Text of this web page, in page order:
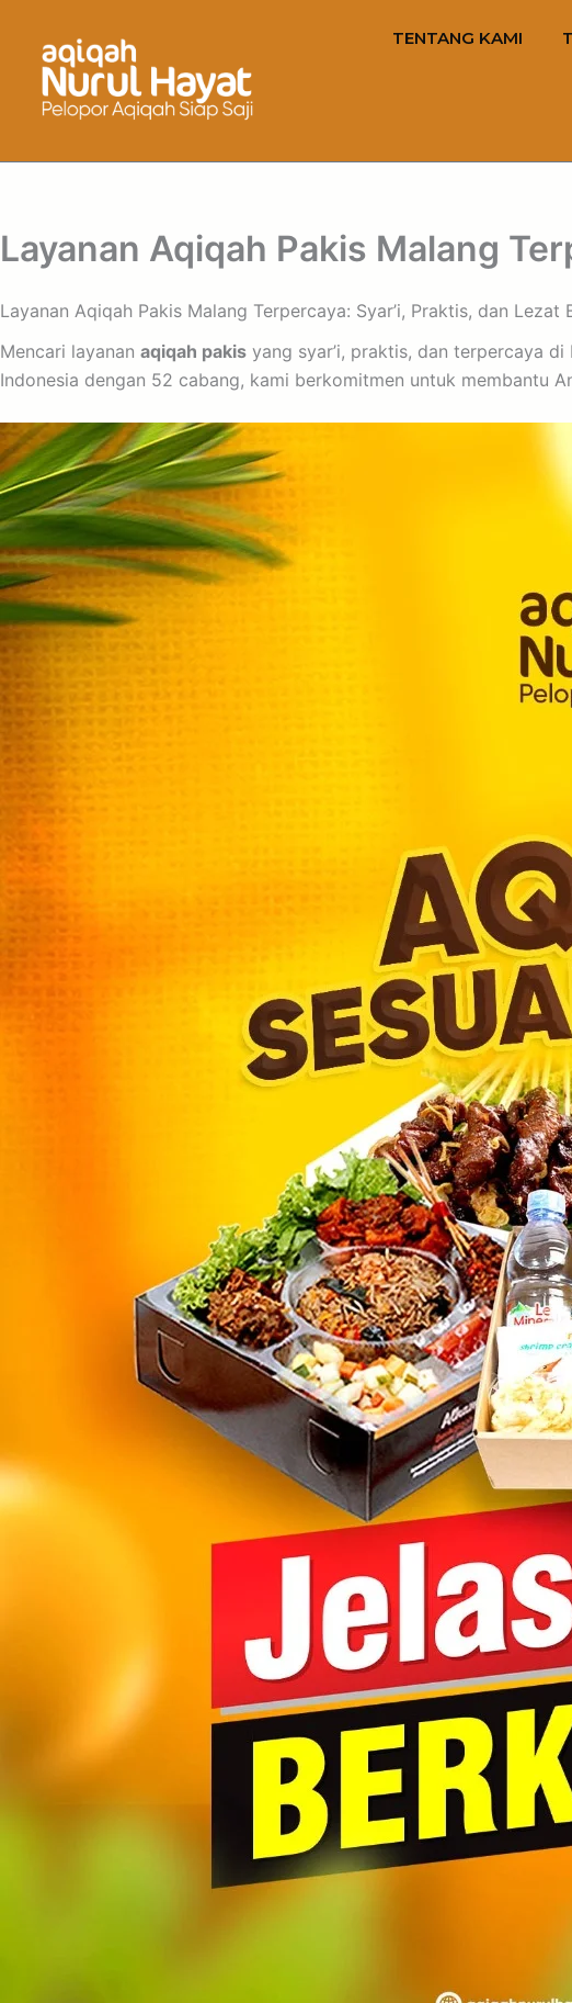
TENTANG KAMI
Layanan Aqiqah Pakis Malang
Layanan Aqiqah Pakis Malang Terpercaya: Syar’i, Praktis, dan Lezat
Mencari layanan aqiqah pakis yang syar’i, praktis, dan terpercaya
Indonesia dengan 52 cabang, kami berkomitmen untuk membantu